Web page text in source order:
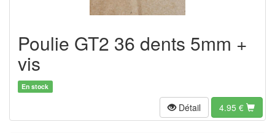
Poulie GT2 36 dents 5mm +
vis
En stock
Détail 4.95 €